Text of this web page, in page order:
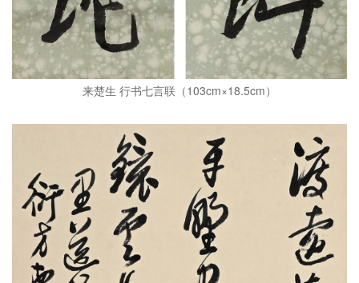
来楚生 行书七言联（103cm×18.5cm）